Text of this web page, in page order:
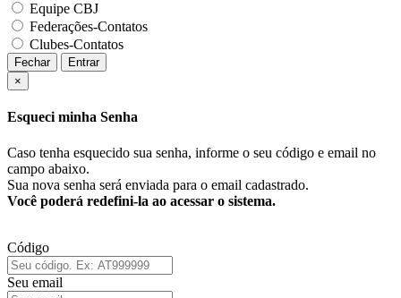
Equipe CBJ
Federações-Contatos
Clubes-Contatos
Fechar
Entrar
×
Esqueci minha Senha
Caso tenha esquecido sua senha, informe o seu código e email no
campo abaixo.
Sua nova senha será enviada para o email cadastrado.
Você poderá redefini-la ao acessar o sistema.
Código
Seu email